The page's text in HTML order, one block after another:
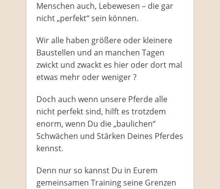
Menschen auch, Lebewesen – die gar
nicht „perfekt“ sein können.
Wir alle haben größere oder kleinere
Baustellen und an manchen Tagen
zwickt und zwackt es hier oder dort mal
etwas mehr oder weniger ?
Doch auch wenn unsere Pferde alle
nicht perfekt sind, hilft es trotzdem
enorm, wenn Du die „baulichen“
Schwächen und Stärken Deines Pferdes
kennst.
Denn nur so kannst Du in Eurem
gemeinsamen Training seine Grenzen